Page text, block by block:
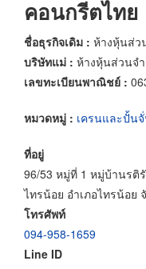
คอนกรีตไทย
ชื่อธุรกิจเดิม : ห้างหุ้นส่ว
บริษัทแม่ : ห้างหุ้นส่วนจ
เลขทะเบียนพาณิชย์ :
หมวดหมู่ : เครนและปั้น
ที่อยู่
96/53 หมู่ที่ 1 หมู่บ้านรติ
ไทรน้อย อำเภอไทรน้อย
โทรศัพท์
094-958-1659
Line ID